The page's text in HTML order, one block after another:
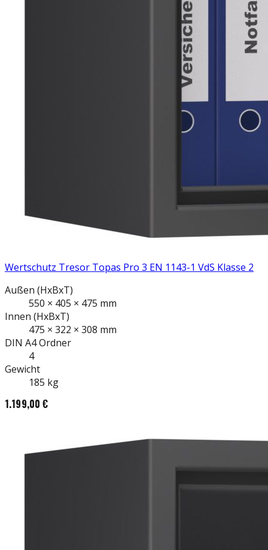
Wertschutz Tresor Topas Pro 3 EN 1143-1 VdS Klasse 2
Außen (HxBxT)
550 × 405 × 475 mm
Innen (HxBxT)
475 × 322 × 308 mm
DIN A4Ordner
4
Gewicht
185 kg
1.199,00 €